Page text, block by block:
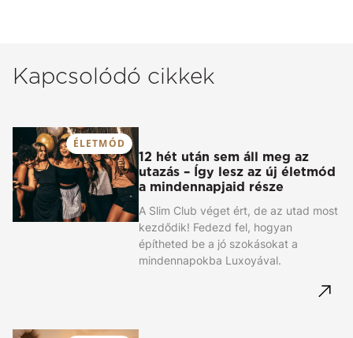
Kapcsolódó cikkek
ÉLETMÓD
12 hét után sem áll meg az
utazás – Így lesz az új életmód
a mindennapjaid része
A Slim Club véget ért, de az utad most
kezdődik! Fedezd fel, hogyan
építheted be a jó szokásokat a
mindennapokba Luxoyával.